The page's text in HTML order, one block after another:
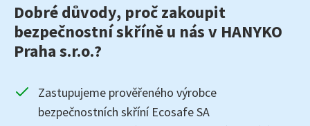
Dobré důvody, proč zakoupit
bezpečnostní skříně u nás v HANYKO
Praha s.r.o.?
Zastupujeme prověřeného výrobce
bezpečnostních skříní Ecosafe SA